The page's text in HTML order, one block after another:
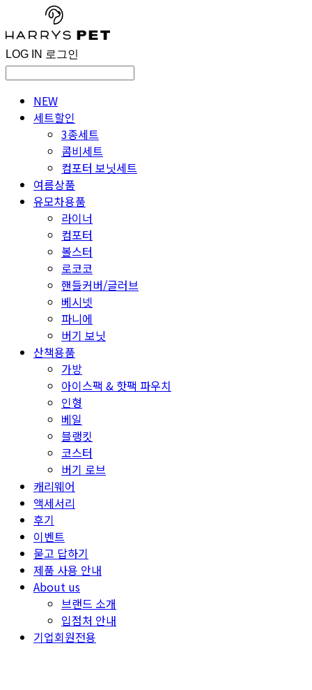
LOG IN 로그인
NEW
세트할인
3종세트
콤비세트
컴포터 보닛세트
여름상품
유모차용품
라이너
컴포터
볼스터
로코코
핸들커버/글러브
베시넷
파니에
버기 보닛
산책용품
가방
아이스팩 & 핫팩 파우치
인형
베일
블랭킷
코스터
버기 로브
캐리웨어
액세서리
후기
이벤트
묻고 답하기
제품 사용 안내
About us
브랜드 소개
입점처 안내
기업회원전용